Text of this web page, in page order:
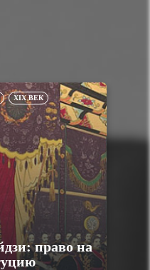
XIX ВЕК
право на